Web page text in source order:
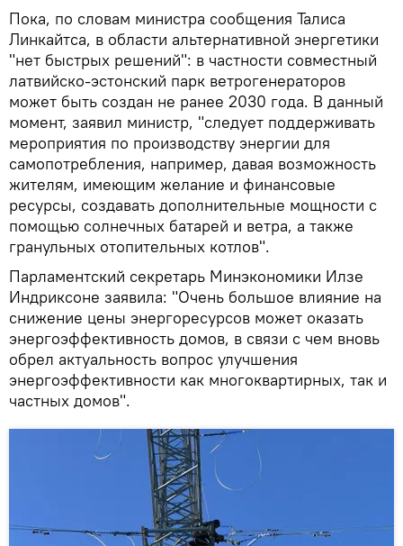
Пока, по словам министра сообщения Талиса
Линкайтса, в области альтернативной энергетики
"нет быстрых решений": в частности совместный
латвийско-эстонский парк ветрогенераторов
может быть создан не ранее 2030 года. В данный
момент, заявил министр, "следует поддерживать
мероприятия по производству энергии для
самопотребления, например, давая возможность
жителям, имеющим желание и финансовые
ресурсы, создавать дополнительные мощности с
помощью солнечных батарей и ветра, а также
гранульных отопительных котлов".
Парламентский секретарь Минэкономики Илзе
Индриксоне заявила: "Очень большое влияние на
снижение цены энергоресурсов может оказать
энергоэффективность домов, в связи с чем вновь
обрел актуальность вопрос улучшения
энергоэффективности как многоквартирных, так и
частных домов".